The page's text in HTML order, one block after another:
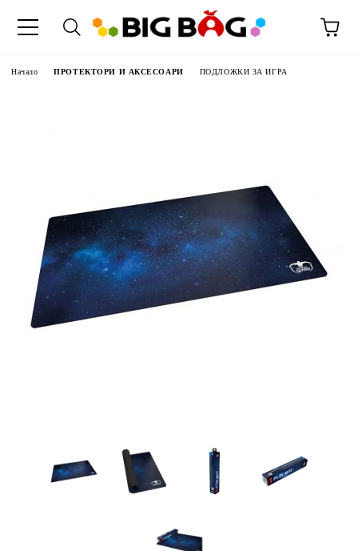
Начало ПРОТЕКТОРИ И АКСЕСОАРИ ПОДЛОЖКИ ЗА ИГРА